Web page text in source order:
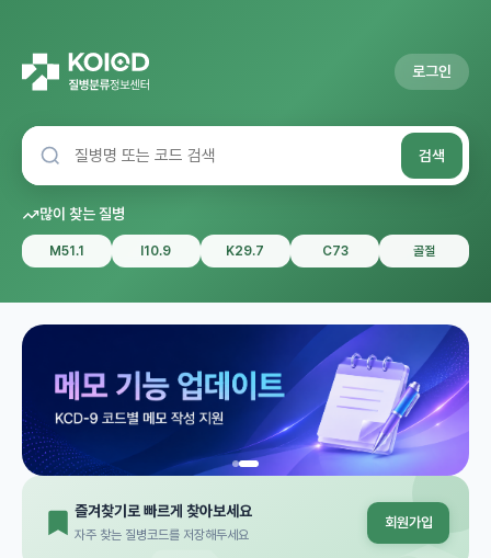
로그인
검색
많이 찾는 질병
M51.1 I10.9 K29.7 C73 골절
즐겨찾기로 빠르게 찾아보세요
자주 찾는 질병코드를 저장해두세요
회원가입